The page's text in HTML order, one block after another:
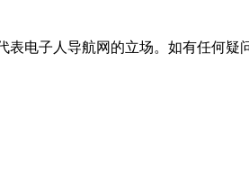
电子人导航网的立场。如有任何疑